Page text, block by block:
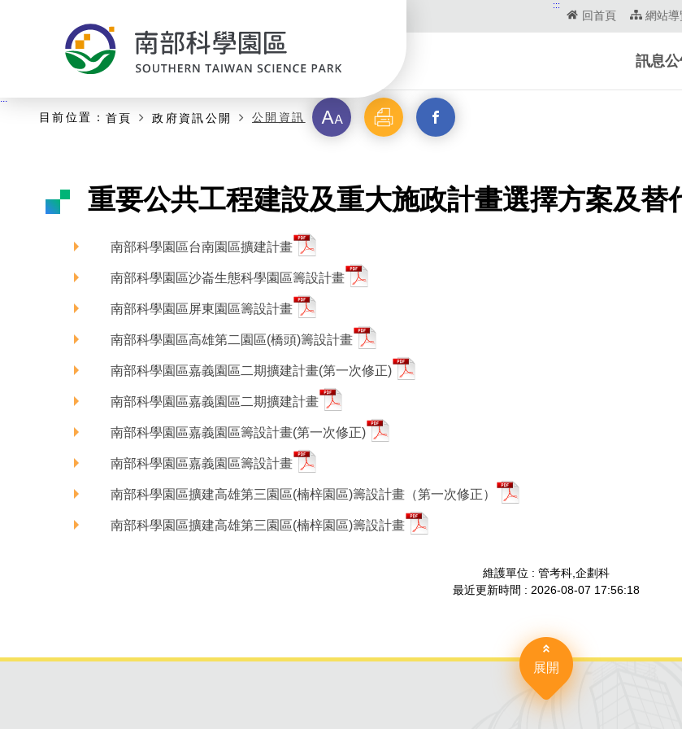
:::
回首頁 網站導
訊息
主要內容開始
:::
目前位置： 首頁 政府資訊公開 公開資訊 字 列 另
啟
重要公共工程建設及重大施政計畫選擇方案及替
南部科學園區台南園區擴建計畫
南部科學園區沙崙生態科學園區籌設計畫
南部科學園區屏東園區籌設計畫
南部科學園區高雄第二園區(橋頭)籌設計畫
南部科學園區嘉義園區二期擴建計畫(第一次修正)
南部科學園區嘉義園區二期擴建計畫
南部科學園區嘉義園區籌設計畫(第一次修正)
南部科學園區嘉義園區籌設計畫
南部科學園區擴建高雄第三園區(楠梓園區)籌設計畫（第一次修正）
南部科學園區擴建高雄第三園區(楠梓園區)籌設計畫
維護單位 : 管考科,企劃科
最近更新時間 : 2026-08-07 17:56:18
展開